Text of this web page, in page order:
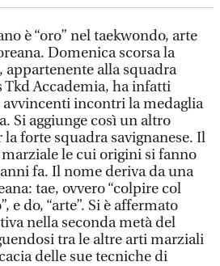
è “oro” nel taekwondo, arte
Domenica scorsa la
appartenente alla squadra
Tkd Accademia, ha infatti
incontri la medaglia
Si aggiunge così un altro
forte squadra savignanese. Il
marziale le cui origini si fanno
fa. Il nome deriva da una
tae, ovvero “colpire col
e do, “arte”. Si è affermato
nella seconda metà del
tra le altre arti marziali
delle sue tecniche di